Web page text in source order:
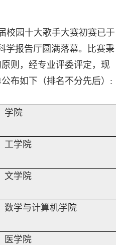
校园十大歌手大赛初赛已于
学报告厅圆满落幕。比赛秉
则，经专业评委评定，现
布如下（排名不分先后）:
学院
工学院
文学院
数学与计算机学院
医学院